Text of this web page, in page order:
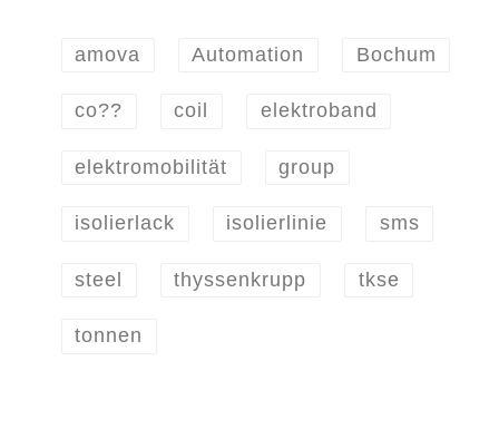
amova Automation Bochum
co?? coil elektroband
elektromobilität group
isolierlack isolierlinie sms
steel thyssenkrupp tkse
tonnen